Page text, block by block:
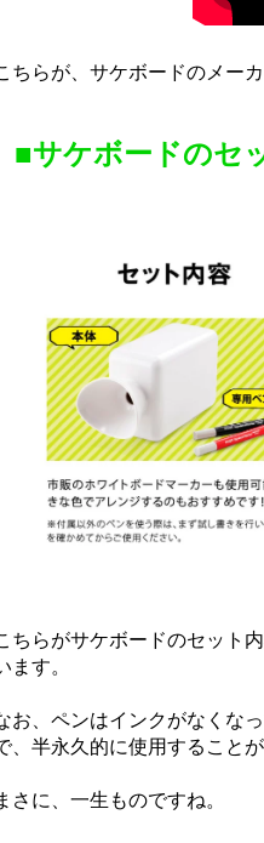
ちらが、サケボードのメー
■サケボードのセ
ちらがサケボードのセット
ます。
お、ペンはインクがなくな
、半永久的に使用することが
さに、一生ものですね。